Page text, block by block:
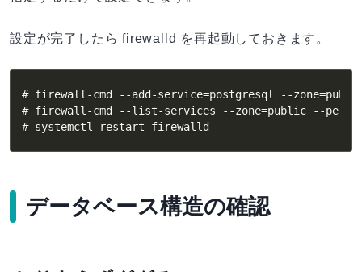
設定が完了したら firewalld を再起動しておきます。
# firewall-cmd --add-service=postgresql --
# firewall-cmd --list-services --zone=public --
# systemctl restart firewalld
データベース構造の確認